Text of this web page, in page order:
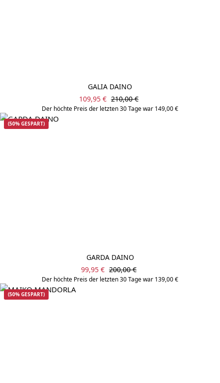
GALIA DAINO
Verkaufspreis:
109,95 € Regulärer Preis:
210,00 €
Der höchte Preis der letzten 30 Tage war 149,00 €
(50% GESPART)
GARDA DAINO
Verkaufspreis:
99,95 € Regulärer Preis:
200,00 €
Der höchte Preis der letzten 30 Tage war 139,00 €
(50% GESPART)